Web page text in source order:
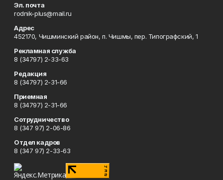
Эл. почта
rodnik-plus@mail.ru
Адрес
452170, Чишминский район, п. Чишмы, пер. Типографский, 1
Рекламная служба
8 (34797) 2-33-63
Редакция
8 (34797) 2-31-66
Приемная
8 (34797) 2-31-66
Сотрудничество
8 (347 97) 2-06-86
Отдел кадров
8 (347 97) 2-33-63